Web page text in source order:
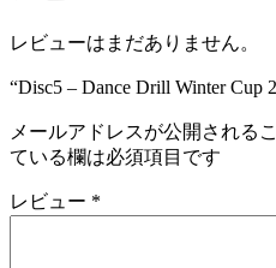
レビューはまだありません。
“Disc5 – Dance Drill Winter
メールアドレスが公開される
ている欄は必須項目です
レビュー *